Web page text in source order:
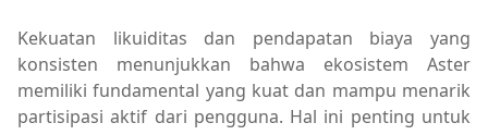
Kekuatan likuiditas dan pendapatan biaya yang
konsisten menunjukkan bahwa ekosistem Aster
memiliki fundamental yang kuat dan mampu menarik
partisipasi aktif dari pengguna. Hal ini penting untuk